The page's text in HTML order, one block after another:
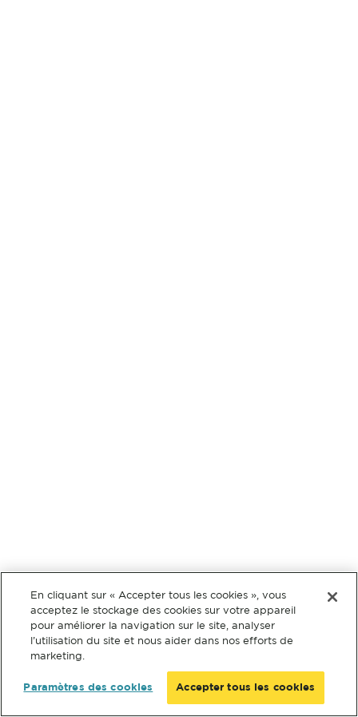
En cliquant sur « Accepter tous les cookies », vous
acceptez le stockage des cookies sur votre appareil
pour améliorer la navigation sur le site, analyser
l’utilisation du site et nous aider dans nos efforts de
marketing.
Paramètres des cookies Accepter tous les cookies